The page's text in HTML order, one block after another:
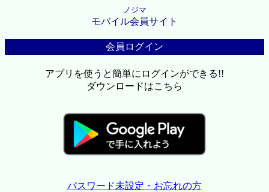
ノジマ
モバイル会員サイト
会員ログイン
アプリを使うと簡単にログインができる!!
ダウンロードはこちら
パスワード未設定・お忘れの方